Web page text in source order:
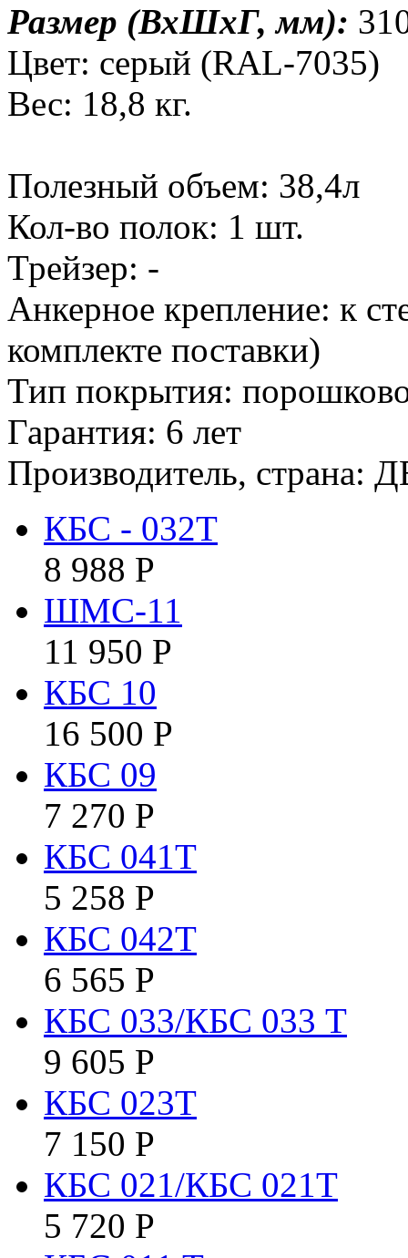
Размер (ВхШхГ, мм):
Цвет: серый (RAL-7035)
Вес: 18,8 кг.
Полезный объем: 38,4л
Кол-во полок: 1 шт.
Трейзер: -
Анкерное крепление: к
комплекте поставки)
Тип покрытия:
Гарантия: 6 лет
Производитель, страна:
КБС - 032Т
8 988 Р
ШМС-11
11 950 Р
КБC 10
16 500 Р
КБC 09
7 270 Р
КБC 041T
5 258 Р
КБC 042Т
6 565 Р
КБС 033/КБС 033 Т
9 605 Р
КБС 023Т
7 150 Р
КБС 021/КБС 021Т
5 720 Р